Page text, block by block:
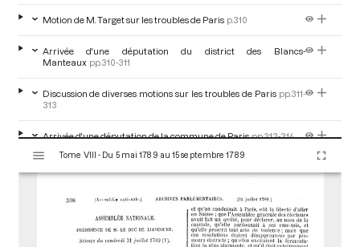
Motion de M. Target sur les troubles de Paris p.310
Arrivée d'une députation du district des Blancs-
Manteaux pp.310-311
Discussion de diverses motions sur les troubles de Paris pp.311-
313
Arrivée d'une députation de la commune de Paris pp.313-314
s
Tome VIII - Du 5 mai 1789 au 15 septembre 1789